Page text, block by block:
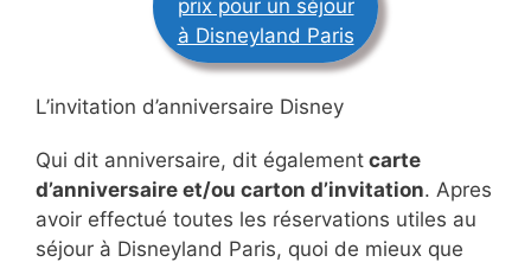
prix pour un séjour
à Disneyland Paris
L’invitation d’anniversaire Disney
Qui dit anniversaire, dit également carte
d’anniversaire et/ou carton d’invitation. Apres
avoir effectué toutes les réservations utiles au
séjour à Disneyland Paris, quoi de mieux que